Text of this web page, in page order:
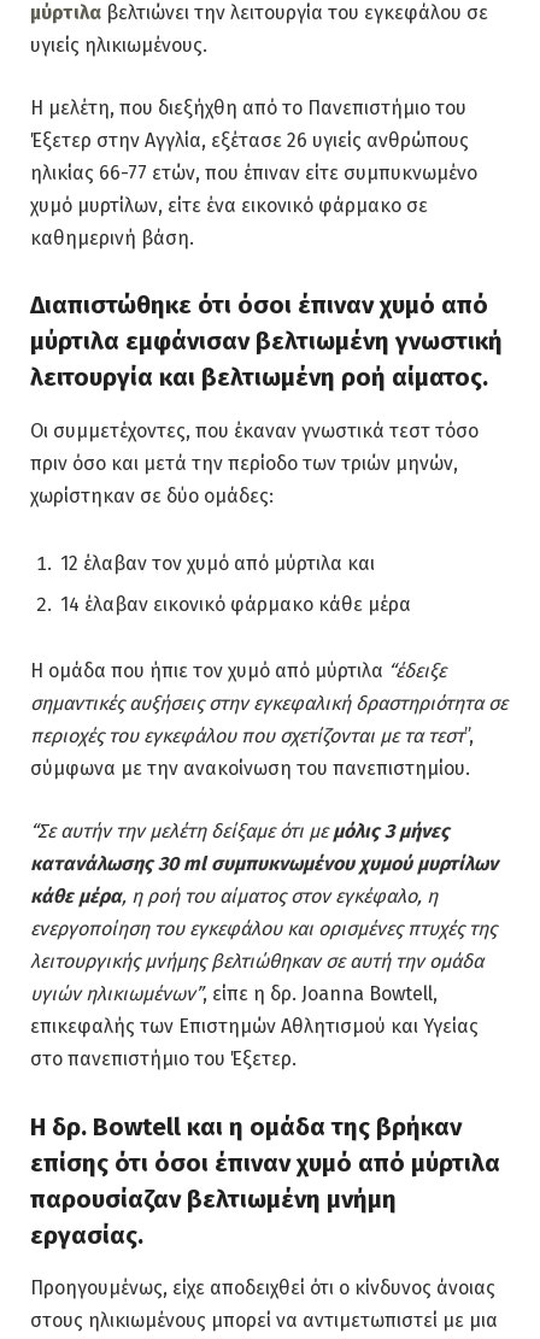
μύρτιλα βελτιώνει την λειτουργία του εγκεφάλου σε
υγιείς ηλικιωμένους.
Η μελέτη, που διεξήχθη από το Πανεπιστήμιο του
Έξετερ στην Αγγλία, εξέτασε 26 υγιείς ανθρώπους
ηλικίας 66-77 ετών, που έπιναν είτε συμπυκνωμένο
χυμό μυρτίλων, είτε ένα εικονικό φάρμακο σε
καθημερινή βάση.
Διαπιστώθηκε ότι όσοι έπιναν χυμό από
μύρτιλα εμφάνισαν βελτιωμένη γνωστική
λειτουργία και βελτιωμένη ροή αίματος.
Οι συμμετέχοντες, που έκαναν γνωστικά τεστ τόσο
πριν όσο και μετά την περίοδο των τριών μηνών,
χωρίστηκαν σε δύο ομάδες:
12 έλαβαν τον χυμό από μύρτιλα και
14 έλαβαν εικονικό φάρμακο κάθε μέρα
Η ομάδα που ήπιε τον χυμό από μύρτιλα “έδειξε
σημαντικές αυξήσεις στην εγκεφαλική δραστηριότητα σε
περιοχές του εγκεφάλου που σχετίζονται με τα τεστ”,
σύμφωνα με την ανακοίνωση του πανεπιστημίου.
“Σε αυτήν την μελέτη δείξαμε ότι μεμόλις 3 μήνες
κατανάλωσης 30 ml συμπυκνωμένου χυμού μυρτίλων
κάθε μέρα, η ροή του αίματος στον εγκέφαλο, η
ενεργοποίηση του εγκεφάλου και ορισμένες πτυχές της
λειτουργικής μνήμης βελτιώθηκαν σε αυτή την ομάδα
υγιών ηλικιωμένων”, είπε η δρ. Joanna Bowtell,
επικεφαλής των Επιστημών Αθλητισμού και Υγείας
στο πανεπιστήμιο του Έξετερ.
Η δρ. Bowtell και η ομάδα της βρήκαν
επίσης ότι όσοι έπιναν χυμό από μύρτιλα
παρουσίαζαν βελτιωμένη μνήμη
εργασίας.
Προηγουμένως, είχε αποδειχθεί ότι ο κίνδυνος άνοιας
στους ηλικιωμένους μπορεί να αντιμετωπιστεί με μια